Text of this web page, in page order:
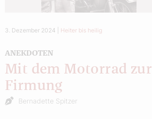
3. Dezember 2024 Heiter bis heilig
ANEKDOTEN
Mit dem Motorrad zur
Firmung
Bernadette Spitzer